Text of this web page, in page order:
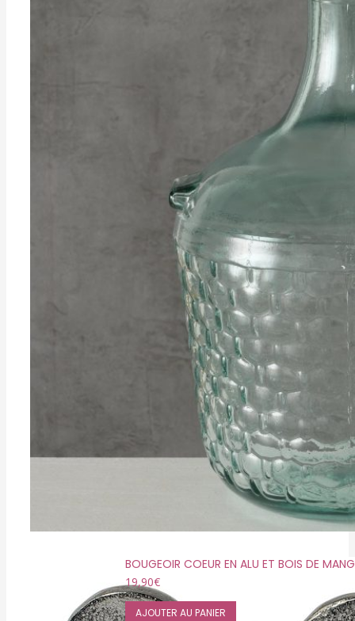
BOUGEOIR COEUR EN ALU ET BOIS DE
19,90€
AJOUTER AU PANIER